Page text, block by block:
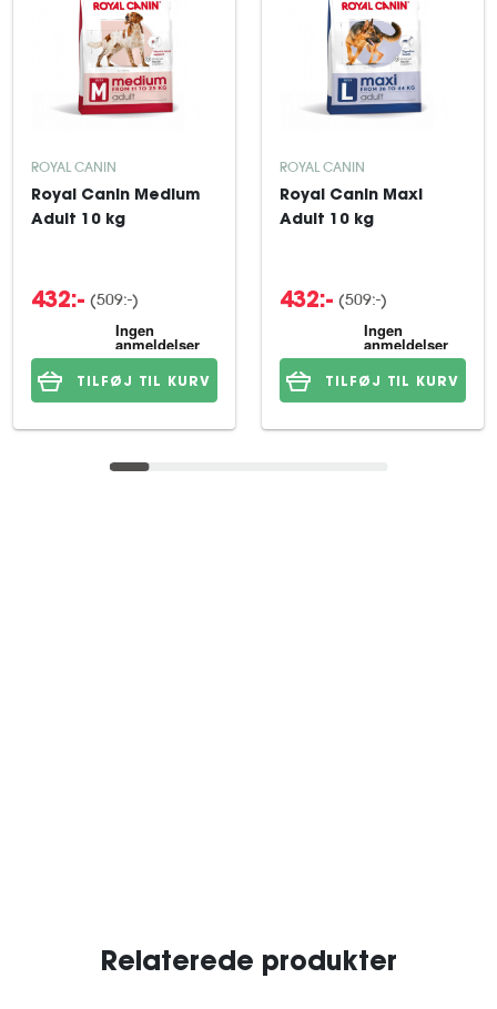
ROYAL CANIN
Royal Canin Medium
Adult 10 kg
432:- (509:-)
TILFØJ TIL KURV
ROYAL CANIN
Royal Canin Maxi
Adult 10 kg
432:- (509:-)
TILFØJ TIL KURV
Relaterede produkter